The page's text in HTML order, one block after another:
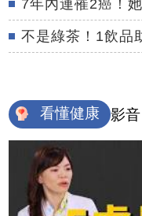
7年內連罹2癌！
不是綠茶！1飲品
看懂健康 影音